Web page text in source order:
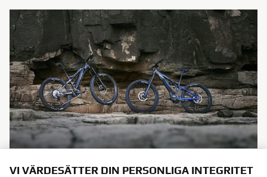
Returformulär: eBike
VI VÄRDESÄTTER DIN PERSONLIGA INTEGRITET